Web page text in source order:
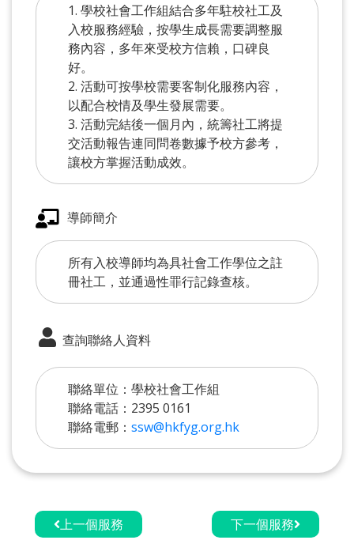
1. 學校社會工作組結合多年駐校社工及
入校服務經驗，按學生成長需要調整服
務內容，多年來受校方信賴，口碑良
好。
2. 活動可按學校需要客制化服務內容，
以配合校情及學生發展需要。
3. 活動完結後一個月內，統籌社工將提
交活動報告連同問卷數據予校方參考，
讓校方掌握活動成效。
導師簡介
所有入校導師均為具社會工作學位之註
冊社工，並通過性罪行記錄查核。
查詢聯絡人資料
聯絡單位：學校社會工作組
聯絡電話：2395 0161
聯絡電郵： ssw@hkfyg.org.hk
上一個服務 下一個服務